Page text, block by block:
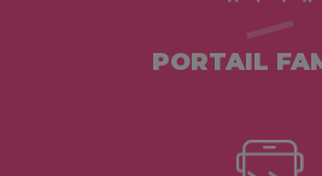
PORTAIL